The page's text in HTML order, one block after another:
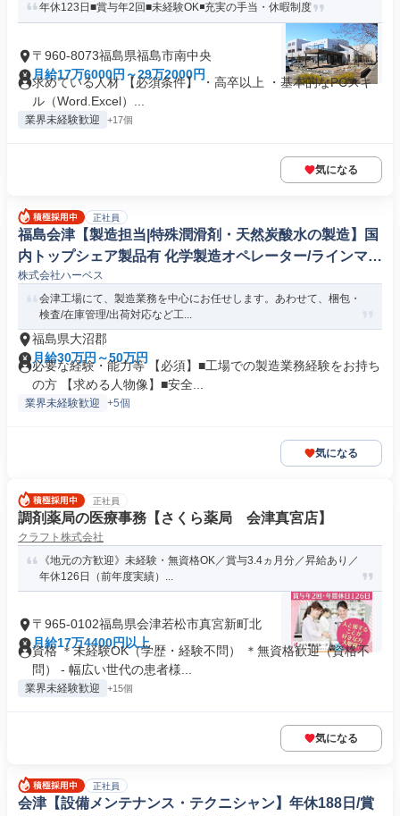
年休123日■賞与年2回■未経験OK◾️充実の手当・休暇制度
〒960-8073福島県福島市南中央
月給17万6000円～29万2000円
求めている人材 【必須条件】 ・高卒以上 ・基本的なPCスキ
ル（Word.Excel）...
業界未経験歓迎 +17個
気になる
正社員
福島会津【製造担当|特殊潤滑剤・天然炭酸水の製造】国
内トップシェア製品有 化学製造オペレーター/ラインマネ
ージャー
株式会社ハーベス
会津工場にて、製造業務を中心にお任せします。あわせて、梱包・
検査/在庫管理/出荷対応など工...
福島県大沼郡
月給30万円～50万円
必要な経験・能力等 【必須】■工場での製造業務経験をお持ち
の方 【求める人物像】■安全...
業界未経験歓迎 +5個
気になる
正社員
調剤薬局の医療事務【さくら薬局 会津真宮店】
クラフト株式会社
《地元の方歓迎》未経験・無資格OK／賞与3.4ヵ月分／昇給あり／
年休126日（前年度実績）...
〒965-0102福島県会津若松市真宮新町北
月給17万4400円以上
資格 ＊未経験OK（学歴・経験不問） ＊無資格歓迎（資格不
問） - 幅広い世代の患者様...
業界未経験歓迎 +15個
気になる
正社員
会津【設備メンテナンス・テクニシャン】年休188日/賞